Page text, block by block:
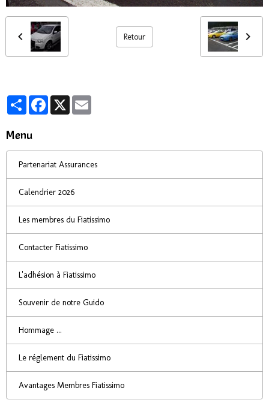
Retour
PartagerFacebook
X
Menu
Partenariat Assurances
Calendrier 2026
Les membres du Fiatissimo
Contacter Fiatissimo
L'adhésion à Fiatissimo
Souvenir de notre Guido
Hommage ...
Le réglement du Fiatissimo
Avantages Membres Fiatissimo